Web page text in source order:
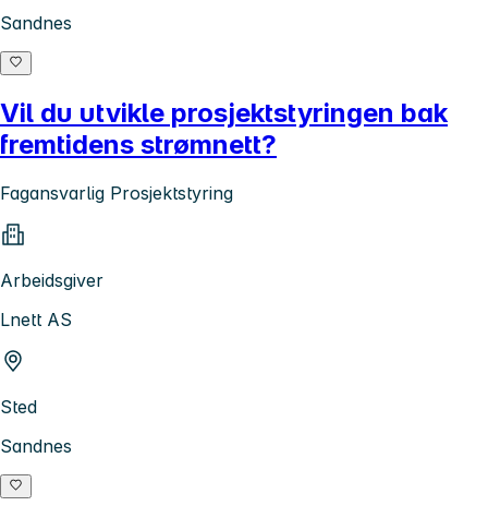
Sandnes
Vil du utvikle prosjektstyringen bak
fremtidens strømnett?
Fagansvarlig Prosjektstyring
Arbeidsgiver
Lnett AS
Sted
Sandnes